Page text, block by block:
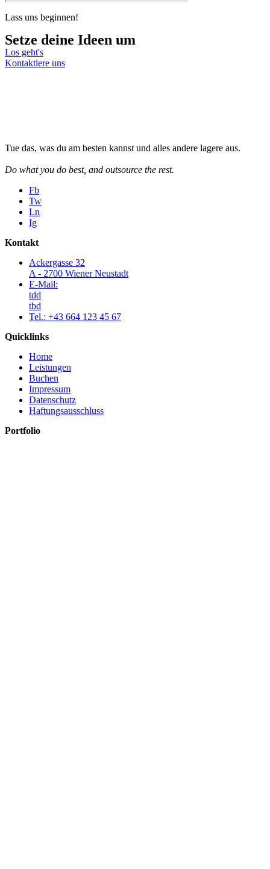
Lass uns beginnen!
Setze deine Ideen um
Los geht's
Kontaktiere uns
Tue das, was du am besten kannst und alles andere lagere aus.
Do what you do best, and outsource the rest.
Fb
Tw
Ln
Ig
Kontakt
Ackergasse 32
A - 2700 Wiener Neustadt
E-Mail:
tdd
tbd
Tel.: +43 664 123 45 67
Quicklinks
Home
Leistungen
Buchen
Impressum
Datenschutz
Haftungsausschluss
Portfolio